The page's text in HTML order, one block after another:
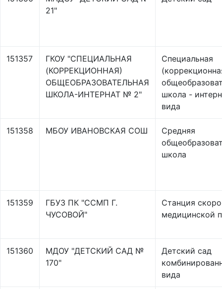
21"
151357
ГКОУ "СПЕЦИАЛЬНАЯ
(КОРРЕКЦИОННАЯ)
ОБЩЕОБРАЗОВАТЕЛЬНАЯ
ШКОЛА-ИНТЕРНАТ № 2"
Специальная
школа -
вида
151358 МБОУ ИВАНОВСКАЯ СОШ
Средняя
школа
151359
ГБУЗ ПК "ССМП Г.
ЧУСОВОЙ"
Станция
медицинской
151360
МДОУ "ДЕТСКИЙ САД №
170"
Детский сад
вида